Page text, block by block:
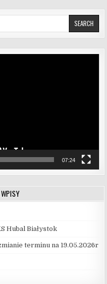
07:24
Hubal Białystok
terminu na 19.05.2026r